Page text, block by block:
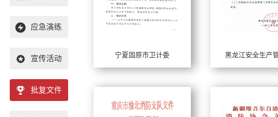
应急演练
宣传活动
批复文件
宁夏固原市卫计委
工作年限：
擅长风格：
黑龙江安全生产
工作年限：
擅长风格：